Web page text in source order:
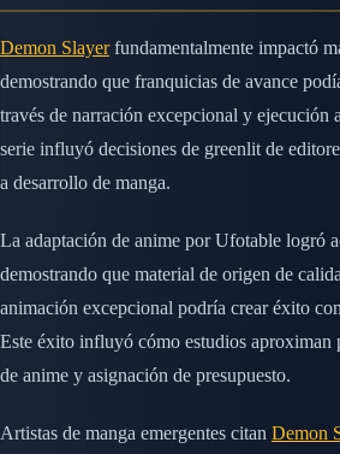
Demon Slayerfundamentalmente impactó
demostrando que franquicias de avance
través de narración excepcional y ejecución
serie influyó decisiones de greenlit de
a desarrollo de manga.
La adaptación de anime por Ufotable logró
demostrando que material de origen de
animación excepcional podría crear éxito
Este éxito influyó cómo estudios aproximan
de anime y asignación de presupuesto.
Artistas de manga emergentes citan Demon